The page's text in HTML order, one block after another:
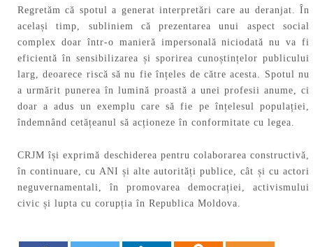
Regretăm că spotul a generat interpretări care au deranjat. În
același timp, subliniem că prezentarea unui aspect social
complex doar într-o manieră impersonală niciodată nu va fi
eficientă în sensibilizarea și sporirea cunoștințelor publicului
larg, deoarece riscă să nu fie înțeles de către acesta. Spotul nu
a urmărit punerea în lumină proastă a unei profesii anume, ci
doar a adus un exemplu care să fie pe înțelesul populației,
îndemnând cetățeanul să acționeze în conformitate cu legea.
CRJM își exprimă deschiderea pentru colaborarea constructivă,
în continuare, cu ANI și alte autorități publice, cât și cu actori
neguvernamentali, în promovarea democrației, activismului
civic și lupta cu corupția în Republica Moldova.